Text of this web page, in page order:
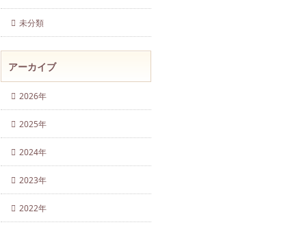
未分類
アーカイブ
2026年
2025年
2024年
2023年
2022年